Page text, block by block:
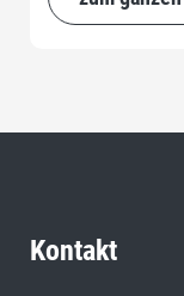
Stipendien für
Kontakt